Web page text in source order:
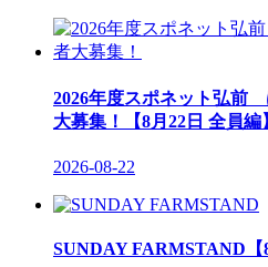
2026年度スポネット弘前
大募集！【8月22日 全員編
2026-08-22
SUNDAY FARMSTAND【8